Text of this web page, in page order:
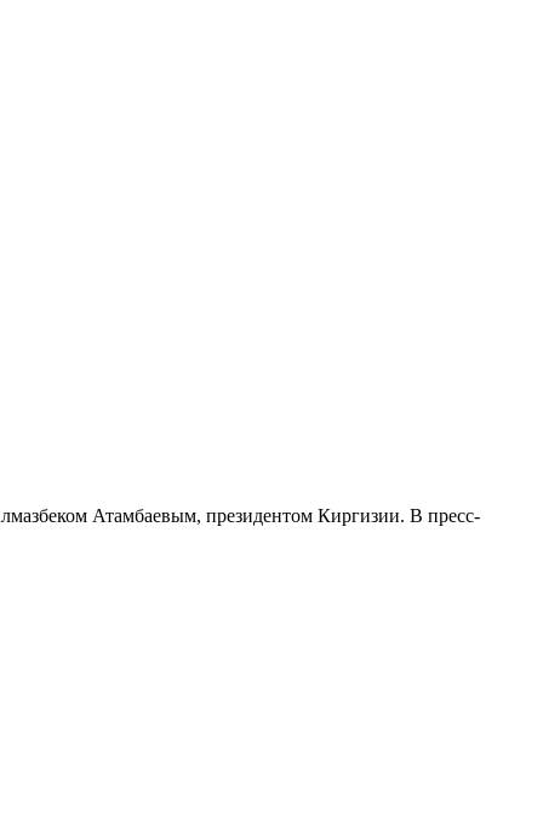
Атамбаевым, президентом Киргизии. В пресс-